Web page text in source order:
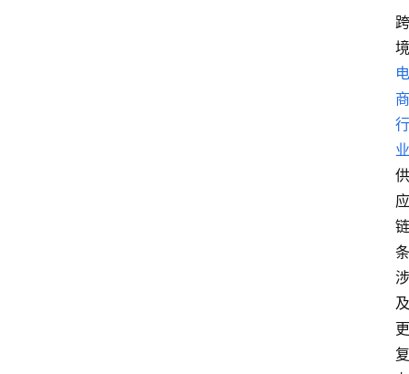
跨
境
电
商
行
业
供
应
链
条
涉
及
更
复